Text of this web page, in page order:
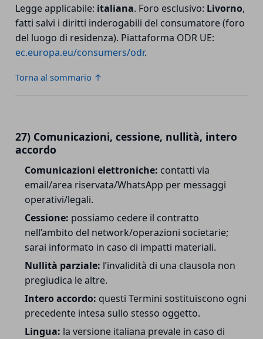
Legge applicabile: italiana. Foro esclusivo: Livorno,
fatti salvi i diritti inderogabili del consumatore (foro
del luogo di residenza). Piattaforma ODR UE:
ec.europa.eu/consumers/odr.
Torna al sommario ↑
27) Comunicazioni, cessione, nullità, intero
accordo
Comunicazioni elettroniche: contatti via
email/area riservata/WhatsApp per messaggi
operativi/legali.
Cessione: possiamo cedere il contratto
nell’ambito del network/operazioni societarie;
sarai informato in caso di impatti materiali.
Nullità parziale: l’invalidità di una clausola non
pregiudica le altre.
Intero accordo: questi Termini sostituiscono ogni
precedente intesa sullo stesso oggetto.
Lingua: la versione italiana prevale in caso di